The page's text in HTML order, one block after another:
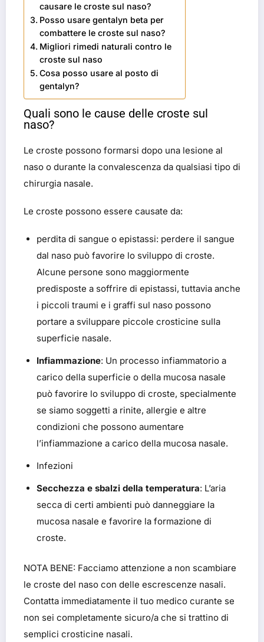
causare le croste sul naso?
Posso usare gentalyn beta per
combattere le croste sul naso?
Migliori rimedi naturali contro le
croste sul naso
Cosa posso usare al posto di
gentalyn?
Quali sono le cause delle croste sul
naso?
Le croste possono formarsi dopo una lesione al
naso o durante la convalescenza da qualsiasi tipo di
chirurgia nasale.
Le croste possono essere causate da:
perdita di sangue o epistassi: perdere il sangue
dal naso può favorire lo sviluppo di croste.
Alcune persone sono maggiormente
predisposte a soffrire di epistassi, tuttavia anche
i piccoli traumi e i graffi sul naso possono
portare a sviluppare piccole crosticine sulla
superficie nasale.
Infiammazione: Un processo infiammatorio a
carico della superficie o della mucosa nasale
può favorire lo sviluppo di croste, specialmente
se siamo soggetti a rinite, allergie e altre
condizioni che possono aumentare
l’infiammazione a carico della mucosa nasale.
Infezioni
Secchezza e sbalzi della temperatura: L’aria
secca di certi ambienti può danneggiare la
mucosa nasale e favorire la formazione di
croste.
NOTA BENE: Facciamo attenzione a non scambiare
le croste del naso con delle escrescenze nasali.
Contatta immediatamente il tuo medico curante se
non sei completamente sicuro/a che si trattino di
semplici crosticine nasali.